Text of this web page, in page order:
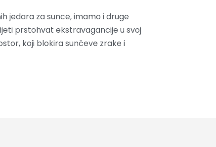
jedara za sunce, imamo i druge
prstohvat ekstravagancije u svoj
koji blokira sunčeve zrake i